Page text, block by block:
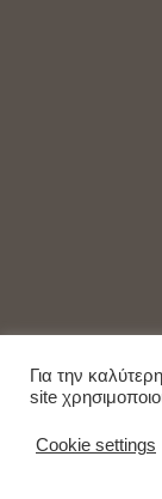
Για την
site
Cookie settings